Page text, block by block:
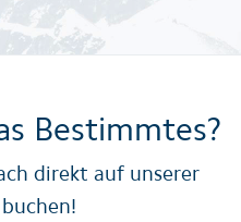
Bestimmtes?
direkt auf unserer